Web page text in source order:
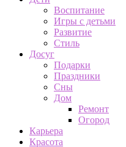
Воспитание
Игры с детьми
Развитие
Стиль
Досуг
Подарки
Праздники
Сны
Дом
Ремонт
Огород
Карьера
Красота